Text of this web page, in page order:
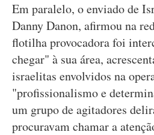
Em paralelo, o enviado de
Danny Danon, afirmou na
flotilha provocadora foi
chegar" à sua área,
israelitas envolvidos na
"profissionalismo e
um grupo de agitadores
procuravam chamar a